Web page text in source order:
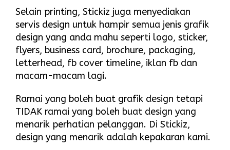
Selain printing, Stickiz juga menyediakan
servis design untuk hampir semua jenis grafik
design yang anda mahu seperti logo, sticker,
flyers, business card, brochure, packaging,
letterhead, fb cover timeline, iklan fb dan
macam-macam lagi.
Ramai yang boleh buat grafik design tetapi
TIDAK ramai yang boleh buat design yang
menarik perhatian pelanggan. Di Stickiz,
design yang menarik adalah kepakaran kami.